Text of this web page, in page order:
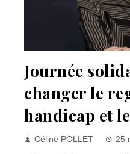
Journée
changer le
handicap et
Céline POLLET 25